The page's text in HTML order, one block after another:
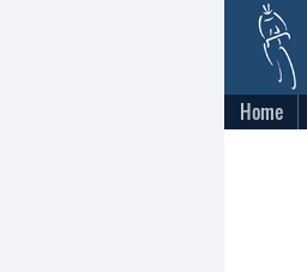
Home